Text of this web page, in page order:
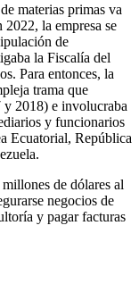
materias primas va
la empresa se
de
la Fiscalía del
Para entonces, la
trama que
y 2018) e involucraba
y funcionarios
Ecuatorial, República
de dólares al
negocios de
y pagar facturas